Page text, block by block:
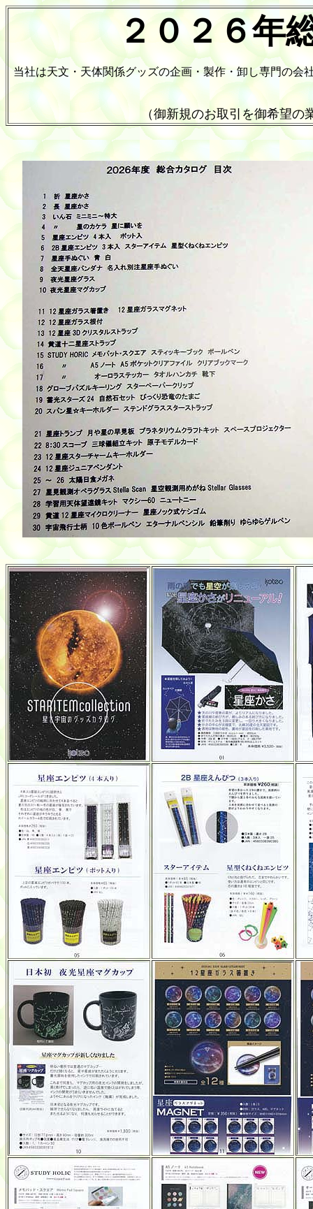
２０２６年
当社は天文・天体関係グッズの企画・製作・卸し専門の
（御新規のお取引を御希望